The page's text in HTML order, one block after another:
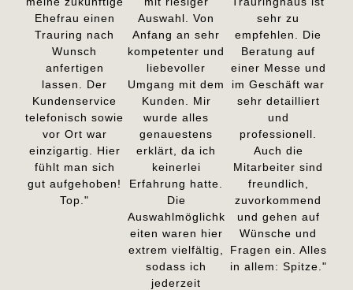
Ehefrau einen
Trauring nach
Wunsch
anfertigen
lassen. Der
Kundenservice
telefonisch sowie
vor Ort war
einzigartig. Hier
fühlt man sich
gut aufgehoben!
Top."
Auswahl. Von
Anfang an sehr
kompetenter und
liebevoller
Umgang mit dem
Kunden. Mir
wurde alles
genauestens
erklärt, da ich
keinerlei
Erfahrung hatte.
Die
Auswahlmöglichk
eiten waren hier
extrem vielfältig,
sodass ich
jederzeit
sehr zu
empfehlen. Die
Beratung auf
einer Messe und
im Geschäft war
sehr detailliert
und
professionell.
Auch die
Mitarbeiter sind
freundlich,
zuvorkommend
und gehen auf
Wünsche und
Fragen ein. Alles
in allem: Spitze."